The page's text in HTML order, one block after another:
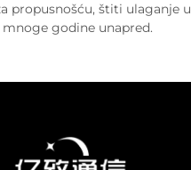
propusnošću, štiti ulaganje u
godine unapred.